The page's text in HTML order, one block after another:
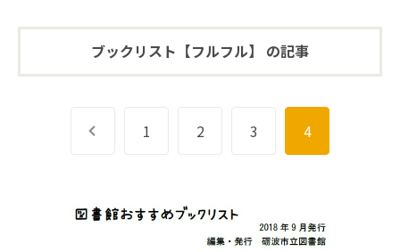
ブックリスト【フルフル】 の記事
1 2 3 4